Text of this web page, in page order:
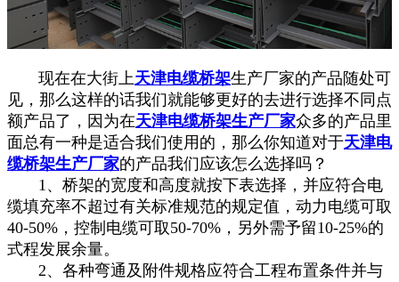
现在在大街上天津电缆桥架生产厂家的产品随处可
见，那么这样的话我们就能够更好的去进行选择不同点
额产品了，因为在天津电缆桥架生产厂家众多的产品里
面总有一种是适合我们使用的，那么你知道对于天津电
缆桥架生产厂家的产品我们应该怎么选择吗？
1、桥架的宽度和高度就按下表选择，并应符合电
缆填充率不超过有关标准规范的规定值，动力电缆可取
40-50%，控制电缆可取50-70%，另外需予留10-25%的
式程发展余量。
2、各种弯通及附件规格应符合工程布置条件并与